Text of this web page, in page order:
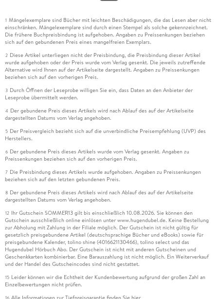
1 Mängelexemplare sind Bücher mit leichten Beschädigungen, die das Lesen aber nicht
einschränken. Mängelexemplare sind durch einen Stempel als solche gekennzeichnet.
Die frühere Buchpreisbindung ist aufgehoben. Angaben zu Preissenkungen beziehen
sich auf den gebundenen Preis eines mangelfreien Exemplars.
2 Diese Artikel unterliegen nicht der Preisbindung, die Preisbindung dieser Artikel
wurde aufgehoben oder der Preis wurde vom Verlag gesenkt. Die jeweils zutreffende
Alternative wird Ihnen auf der Artikelseite dargestellt. Angaben zu Preissenkungen
beziehen sich auf den vorherigen Preis.
3 Durch Öffnen der Leseprobe willigen Sie ein, dass Daten an den Anbieter der
Leseprobe übermittelt werden.
4 Der gebundene Preis dieses Artikels wird nach Ablauf des auf der Artikelseite
dargestellten Datums vom Verlag angehoben.
5 Der Preisvergleich bezieht sich auf die unverbindliche Preisempfehlung (UVP) des
Herstellers.
6 Der gebundene Preis dieses Artikels wurde vom Verlag gesenkt. Angaben zu
Preissenkungen beziehen sich auf den vorherigen Preis.
7 Die Preisbindung dieses Artikels wurde aufgehoben. Angaben zu Preissenkungen
beziehen sich auf den letzten gebundenen Preis.
8 Der gebundene Preis dieses Artikels wird nach Ablauf des auf der Artikelseite
dargestellten Datums vom Verlag angehoben.
12 Ihr Gutschein SOMMER13 gilt bis einschließlich 10.08.2026. Sie können den
Gutschein ausschließlich online einlösen unter www.hugendubel.de. Keine Bestellung
zur Abholung mit Zahlung in der Filiale möglich. Der Gutschein ist nicht gültig für
gesetzlich preisgebundene Artikel (deutschsprachige Bücher und eBooks) sowie für
preisgebundene Kalender, tolino shine (4016621130466), tolino select und das
Hugendubel Hörbuch Abo. Der Gutschein ist nicht mit anderen Gutscheinen und
Geschenkkarten kombinierbar. Eine Barauszahlung ist nicht möglich. Ein Weiterverkauf
und der Handel des Gutscheincodes sind nicht gestattet.
15 Leider können wir die Echtheit der Kundenbewertung aufgrund der großen Zahl an
Einzelbewertungen nicht prüfen.